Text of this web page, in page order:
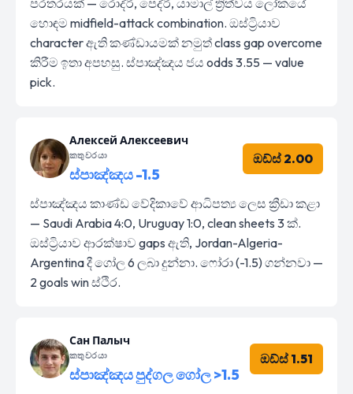
හොඳම midfield-attack combination. ඔස්ට්‍රියාව
character ඇති කණ්ඩායමක් නමුත් class gap overcome
කිරීම ඉතා අපහසු. ස්පාඤ්ඤය ජය odds 3.55 — value
pick.
Алексей Алексеевич
කතුවරයා
ස්පාඤ්ඤය -1.5
ඔඩ්ස් 2.00
ස්පාඤ්ඤය කාණ්ඩ වේදිකාවේ ආධිපත්‍ය ලෙස ක්‍රීඩා කළා
— Saudi Arabia 4:0, Uruguay 1:0, clean sheets 3 ක්.
ඔස්ට්‍රියාව ආරක්ෂාව gaps ඇති, Jordan-Algeria-
Argentina දී ගෝල 6 ලබා දුන්නා. ෆෝරා (-1.5) ගන්නවා —
2 goals win ස්ථිර.
Сан Палыч
කතුවරයා
ස්පාඤ්ඤය පුද්ගල ගෝල >1.5
ඔඩ්ස් 1.51